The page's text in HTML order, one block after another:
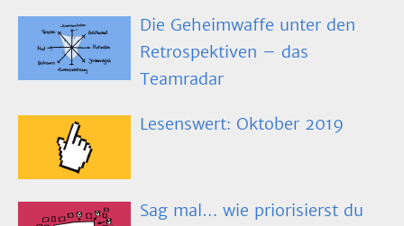
Die Geheimwaffe unter den
Retrospektiven – das
Teamradar
Lesenswert: Oktober 2019
Sag mal… wie priorisierst du